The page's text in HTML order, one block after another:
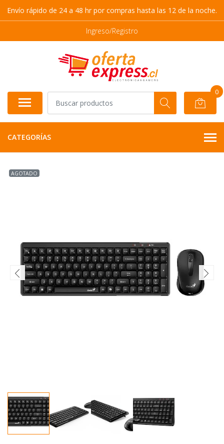
Envío rápido de 24 a 48 hr por compras hasta las 12 de la noche.
Ingreso/Registro
0
CATEGORÍAS
AGOTADO